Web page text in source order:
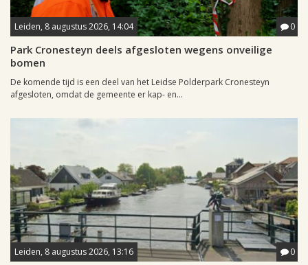
Leiden, 8 augustus 2026, 14:04 0
Park Cronesteyn deels afgesloten wegens onveilige
bomen
De komende tijd is een deel van het Leidse Polderpark Cronesteyn
afgesloten, omdat de gemeente er kap- en...
Leiden, 8 augustus 2026, 13:16 0